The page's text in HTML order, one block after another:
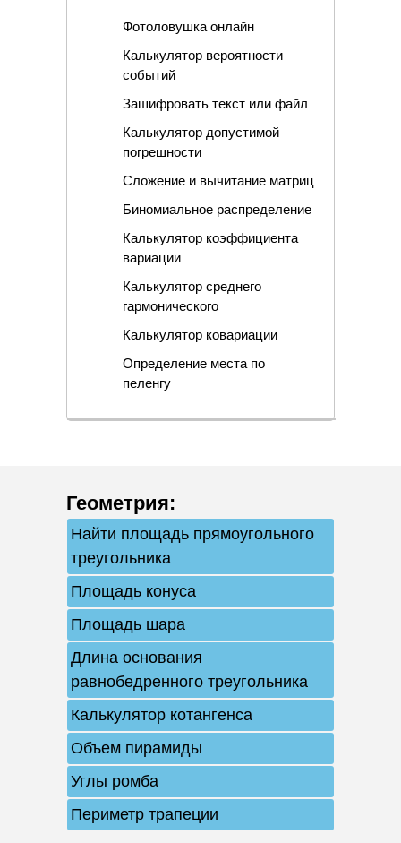
Фотоловушка онлайн
Калькулятор вероятности
событий
Зашифровать текст или файл
Калькулятор допустимой
погрешности
Сложение и вычитание матриц
Биномиальное распределение
Калькулятор коэффициента
вариации
Калькулятор среднего
гармонического
Калькулятор ковариации
Определение места по
пеленгу
Геометрия:
Найти площадь прямоугольного
треугольника
Площадь конуса
Площадь шара
Длина основания
равнобедренного треугольника
Калькулятор котангенса
Объем пирамиды
Углы ромба
Периметр трапеции